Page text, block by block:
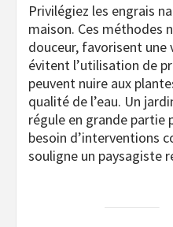
Privilégiez les engrais
maison. Ces méthodes
douceur, favorisent une
évitent l’utilisation de
peuvent nuire aux
qualité de l’eau. Un
régule en grande partie
besoin d’interventions
souligne un paysagiste